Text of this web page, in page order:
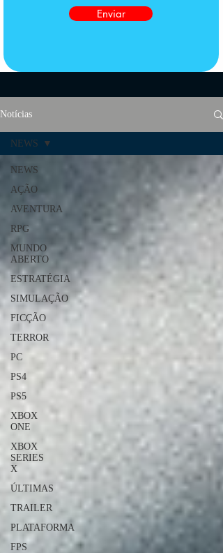
Enviar
Notícias
NEWS
AÇÃO
AVENTURA
RPG
MUNDO
ABERTO
ESTRATÉGIA
SIMULAÇÃO
FICÇÃO
TERROR
PC
PS4
PS5
XBOX
ONE
XBOX
SERIES
X
ÚLTIMAS
TRAILER
PLATAFORMA
FPS
NEWS